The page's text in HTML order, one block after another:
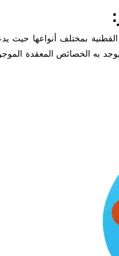
معقد ولا يوجد به الخصائص المعقدة